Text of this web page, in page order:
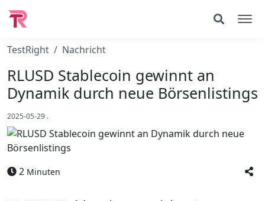
TestRight Nachricht
RLUSD Stablecoin gewinnt an
Dynamik durch neue Börsenlistings
2025-05-29 .
2 Minuten